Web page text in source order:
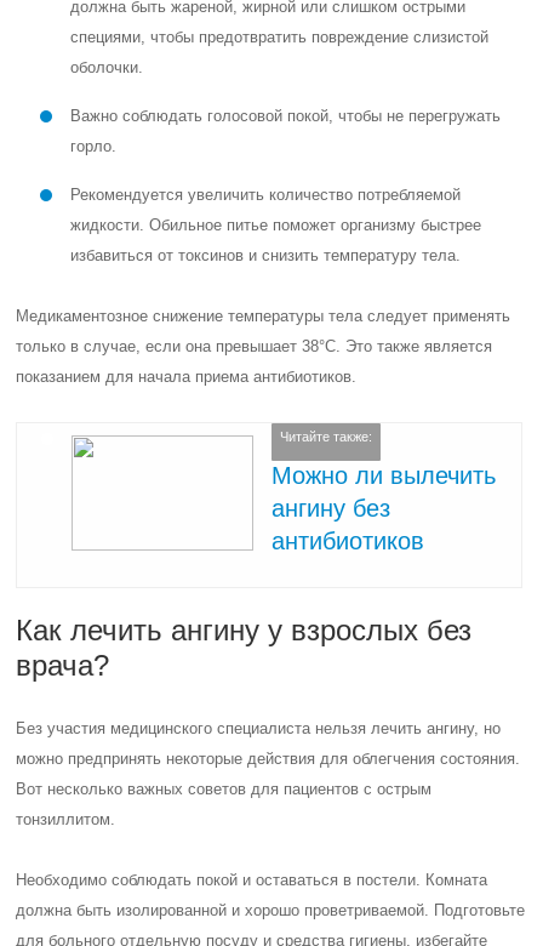
должна быть жареной, жирной или слишком острыми
специями, чтобы предотвратить повреждение слизистой
оболочки.
Важно соблюдать голосовой покой, чтобы не перегружать
горло.
Рекомендуется увеличить количество потребляемой
жидкости. Обильное питье поможет организму быстрее
избавиться от токсинов и снизить температуру тела.
Медикаментозное снижение температуры тела следует применять
только в случае, если она превышает 38°C. Это также является
показанием для начала приема антибиотиков.
Читайте также:
Можно ли вылечить
ангину без
антибиотиков
Как лечить ангину у взрослых без
врача?
Без участия медицинского специалиста нельзя лечить ангину, но
можно предпринять некоторые действия для облегчения состояния.
Вот несколько важных советов для пациентов с острым
тонзиллитом.
Необходимо соблюдать покой и оставаться в постели. Комната
должна быть изолированной и хорошо проветриваемой. Подготовьте
для больного отдельную посуду и средства гигиены, избегайте